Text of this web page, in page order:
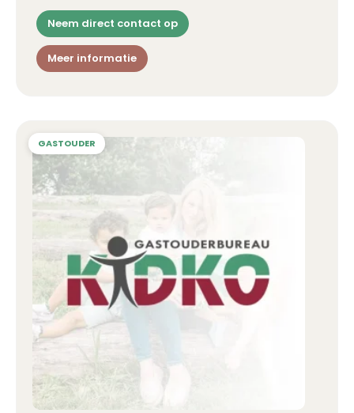
Neem direct contact op
Meer informatie